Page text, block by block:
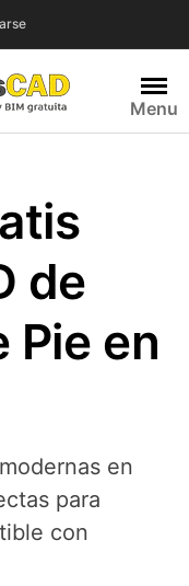
Menu
de
Pie en
en
para
con